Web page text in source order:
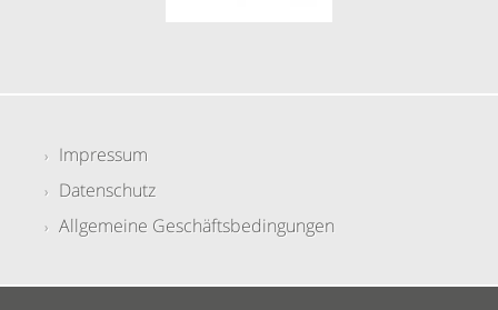
Impressum
Datenschutz
Allgemeine Geschäftsbedingungen